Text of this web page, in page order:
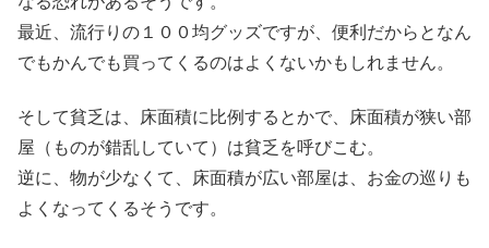
最近、流行りの１００均グッズですが、便利だからとなん
でもかんでも買ってくるのはよくないかもしれません。
そして貧乏は、床面積に比例するとかで、床面積が狭い部
屋（ものが錯乱していて）は貧乏を呼びこむ。
逆に、物が少なくて、床面積が広い部屋は、お金の巡りも
よくなってくるそうです。